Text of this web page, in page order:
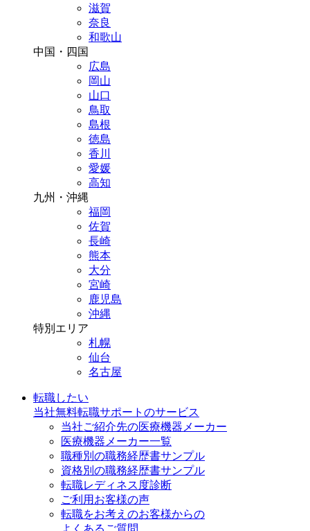
滋賀
奈良
和歌山
中国・四国
広島
岡山
山口
鳥取
島根
徳島
香川
愛媛
高知
九州・沖縄
福岡
佐賀
長崎
熊本
大分
宮崎
鹿児島
沖縄
特別エリア
札幌
仙台
名古屋
転職したい
当社無料転職サポートのサービス
当社ご紹介先の医療機器メーカー
医療機器メーカー一覧
職種別の職務経歴書サンプル
資格別の職務経歴書サンプル
転職レディネス度診断
ご利用お客様の声
転職をお考えのお客様からの
よくあるご質問